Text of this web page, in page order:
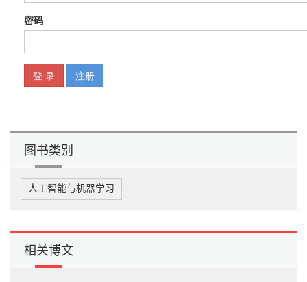
13 时间序列与RNN
...................................................................................... 91
................................................. 96
15 跟着AlphaGo 理解深度强化学习框架（阅读难度3星） ...............
17 深层视觉信息的编码机制（阅读难度1星）
........................................... 114
18 大脑的自由能假说——兼论认知科学与机器学习（阅读难度2星）
20 机器学习是如何巧妙理解我们大脑的工作原理的
（阅读难度2星）
图书类别
人工智能与机器学习
相关博文